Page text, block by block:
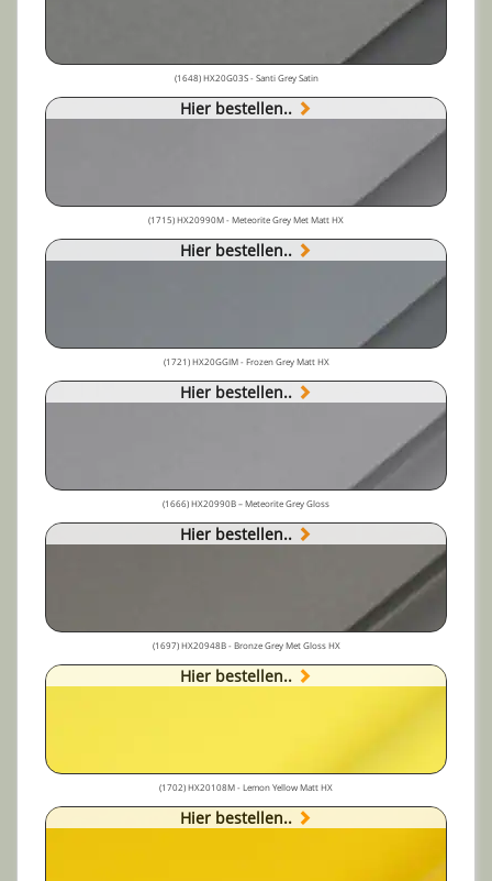
(1648) HX20G03S - Santi Grey Satin
Hier bestellen..
(1715) HX20990M - Meteorite Grey Met Matt HX
Hier bestellen..
(1721) HX20GGIM - Frozen Grey Matt HX
Hier bestellen..
(1666) HX20990B – Meteorite Grey Gloss
Hier bestellen..
(1697) HX20948B - Bronze Grey Met Gloss HX
Hier bestellen..
(1702) HX20108M - Lemon Yellow Matt HX
Hier bestellen..